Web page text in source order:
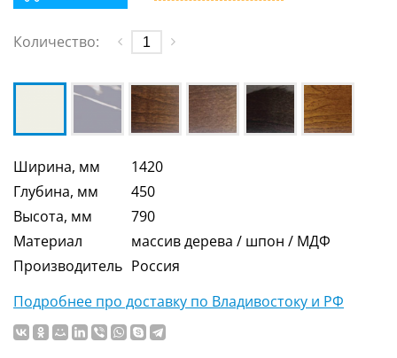
Количество:
Ширина, мм
1420
Глубина, мм
450
Высота, мм
790
Материал
массив дерева / шпон / МДФ
Производитель Россия
Подробнее про доставку по Владивостоку и РФ